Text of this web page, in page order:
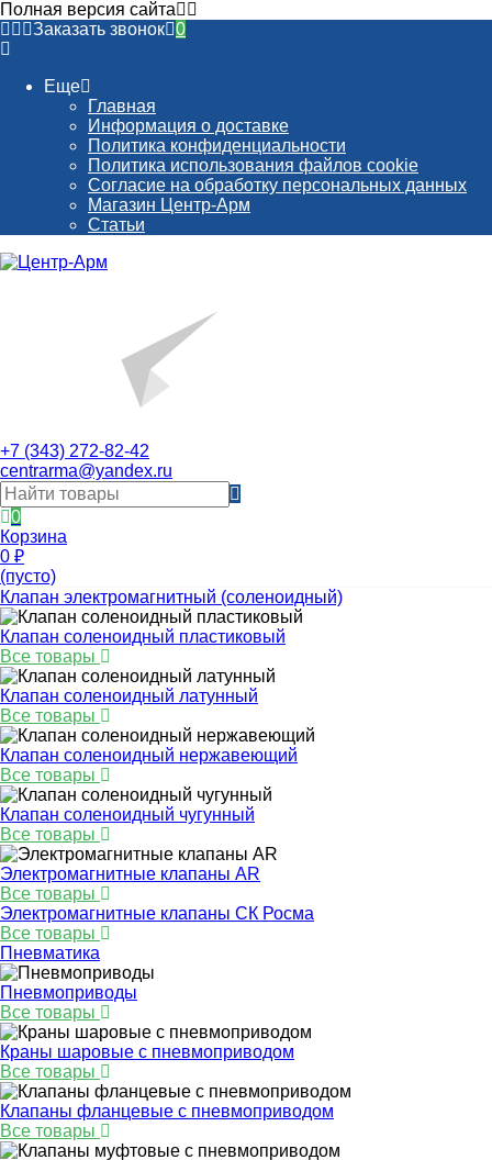
Полная версия сайта
Заказать звонок 0
Еще
Главная
Информация о доставке
Политика конфиденциальности
Политика использования файлов cookie
Согласие на обработку персональных данных
Магазин Центр-Арм
Статьи
+7 (343) 272-82-42
centrarma@yandex.ru
0
Корзина
0 ₽
(пусто)
Клапан электромагнитный (соленоидный)
Клапан соленоидный пластиковый
Все товары
Клапан соленоидный латунный
Все товары
Клапан соленоидный нержавеющий
Все товары
Клапан соленоидный чугунный
Все товары
Электромагнитные клапаны AR
Все товары
Электромагнитные клапаны СК Росма
Все товары
Пневматика
Пневмоприводы
Все товары
Краны шаровые с пневмоприводом
Все товары
Клапаны фланцевые с пневмоприводом
Все товары